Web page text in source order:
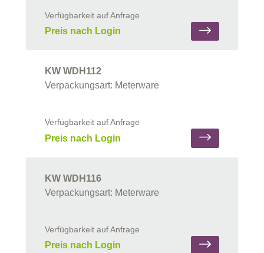
Verfügbarkeit auf Anfrage
Preis nach Login
KW WDH112
Verpackungsart: Meterware
Verfügbarkeit auf Anfrage
Preis nach Login
KW WDH116
Verpackungsart: Meterware
Verfügbarkeit auf Anfrage
Preis nach Login